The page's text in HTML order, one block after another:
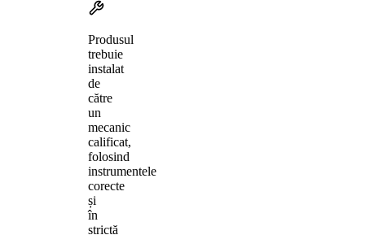
Produsul
trebuie
instalat
de
către
un
mecanic
calificat,
folosind
instrumentele
corecte
și
în
strictă